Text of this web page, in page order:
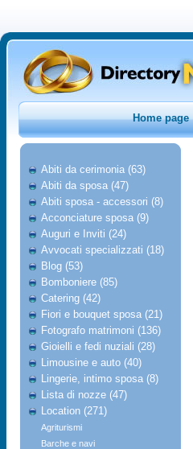
Home page
Abiti da cerimonia (63)
Abiti da sposa (47)
Abiti sposa - accessori (8)
Acconciature sposa (9)
Auguri e Inviti (24)
Avvocati specializzati (18)
Blog (53)
Bomboniere (85)
Catering (42)
Fiori e bouquet sposa (21)
Fotografo matrimoni (136)
Gioielli e fedi nuziali (28)
Limousine e auto (40)
Lingerie, intimo sposa (8)
Lista di nozze (47)
Location (271)
Agriturismi
Barche e navi